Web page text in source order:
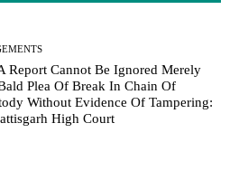
Report Cannot Be Ignored Merely
Plea Of Break In Chain Of
Without Evidence Of Tampering:
High Court